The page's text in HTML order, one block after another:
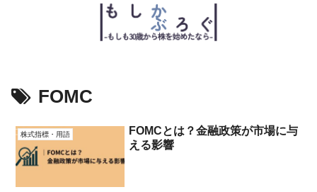
FOMC
株式指標・用語
FOMCとは？金融政策が市場に与
える影響